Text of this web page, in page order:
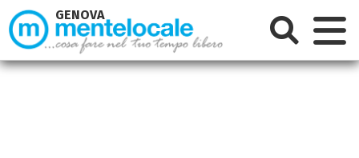
GENOVA